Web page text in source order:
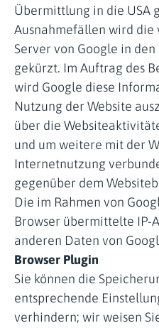
Übermittlung in die USA
Ausnahmefällen wird die
Server von Google in
gekürzt. Im Auftrag des
wird Google diese
Nutzung der Website
über die
und um weitere mit der
Internetnutzung
gegenüber dem
Die im Rahmen von
Browser übermittelte IP-
anderen Daten von
Browser Plugin
Sie können die
entsprechende
verhindern; wir weisen